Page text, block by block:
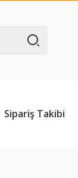
Sipariş Takibi